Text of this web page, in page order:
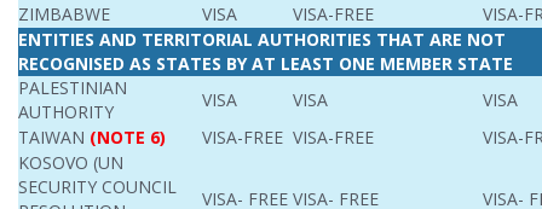
ZIMBABWE
VISA VISA-FREE
VISA-
ENTITIES AND TERRITORIAL AUTHORITIES THAT ARE NOT
RECOGNISED AS STATES BY AT LEAST ONE MEMBER STATE
PALESTINIAN
AUTHORITY
VISA VISA
VISA
TAIWAN (NOTE 6) VISA-FREE VISA-FREE
VISA-
KOSOVO (UN
SECURITY COUNCIL
VISA- FREE VISA- FREE VISA-